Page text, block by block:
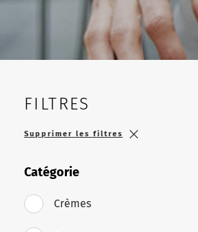
FILTRES
Supprimer les filtres
Catégorie
Crèmes